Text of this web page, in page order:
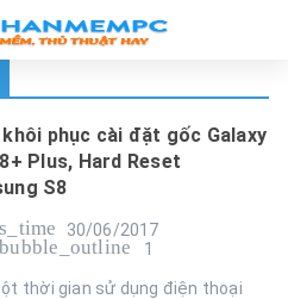
khôi phục cài đặt gốc Galaxy
Plus, Hard Reset
S8
30/06/2017
1
thời gian sử dụng điện thoại